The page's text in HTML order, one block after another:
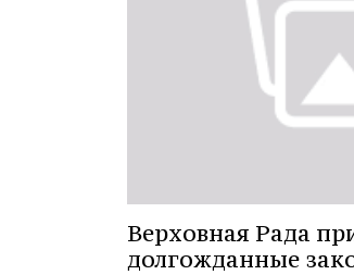
Верховная Рада
долгожданные